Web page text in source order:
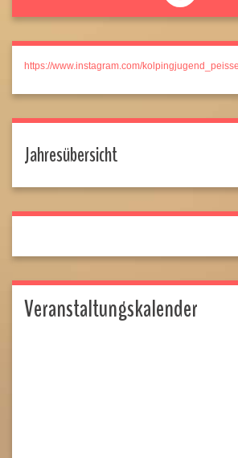
https://www.instagram.com/
Jahresübersicht
Veranstaltungskalender